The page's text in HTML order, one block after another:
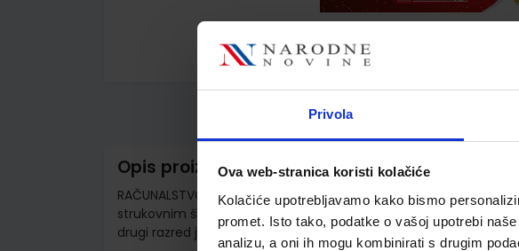
Privola
Ova web-stranica koristi kolačiće
Kolačiće upotrebljavamo kako bismo
promet. Isto tako, podatke o vašoj upotrebi
analizu, a oni ih mogu kombinirati s drugim
gallery
Opis proizvoda
RAČUNALSTVO : udžbenik računalstva s dodatnim digitalnim
strukovnim školama - dvogodišnji program učenja i informatike
drugi razred jezičnih i klasičnih gimnazija